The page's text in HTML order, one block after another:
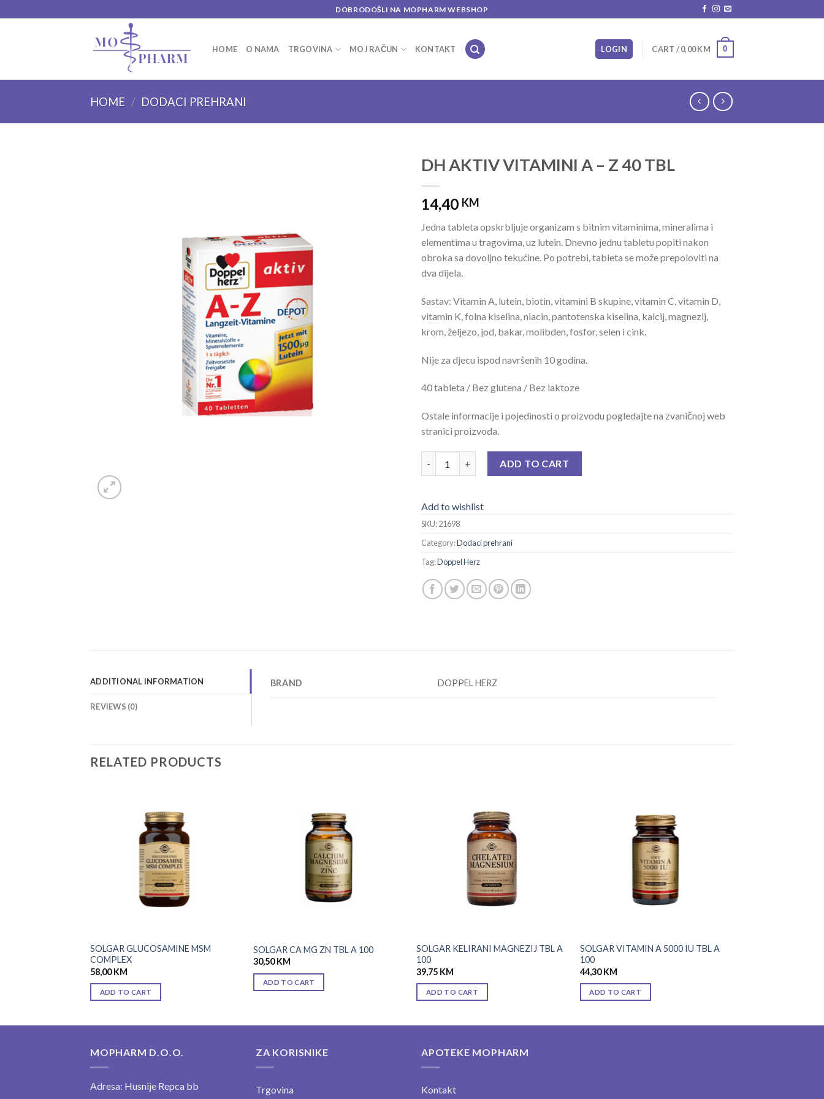
to
DOBRODOŠLI NA MOPHARM WEBSHOP
HOME O NAMA TRGOVINA MOJ RAČUN KONTAKT LOGIN CART /0,00KM 0
HOME / DODACI PREHRANI
DH AKTIV VITAMINI A – Z 40 TBL
14,40 KM
Jedna tableta opskrbljuje organizam s bitnim vitaminima, mineralima i
elementima u tragovima, uz lutein. Dnevno jednu tabletu popiti nakon
obroka sa dovoljno tekućine. Po potrebi, tableta se može prepoloviti na
dva dijela.
Sastav: Vitamin A, lutein, biotin, vitamini B skupine, vitamin C, vitamin D,
vitamin K, folna kiselina, niacin, pantotenska kiselina, kalcij, magnezij,
krom, željezo, jod, bakar, molibden, fosfor, selen i cink.
Nije za djecu ispod navršenih 10 godina.
40 tableta / Bez glutena / Bez laktoze
Ostale informacije i pojedinosti o proizvodu pogledajte na zvaničnoj web
stranici proizvoda.
ADD TO CART
Add to wishlist
SKU:21698
Category:Dodaci prehrani
Tag:Doppel Herz
ADDITIONAL INFORMATION
REVIEWS (0)
BRAND DOPPEL HERZ
RELATED PRODUCTS
SOLGAR GLUCOSAMINE MSM
COMPLEX
58,00KM
ADD TO CART
SOLGAR CA MG ZN TBL A 100
30,50 KM
ADD TO CART
SOLGAR KELIRANI MAGNEZIJ TBL A
100
39,75 KM
ADD TO CART
SOLGAR VITAMIN A 5000 IU TBL A
100
44,30KM
ADD TO CART
MOPHARM D.O.O.
Adresa: Husnije Repca bb
ZA KORISNIKE
Trgovina
APOTEKE MOPHARM
Kontakt